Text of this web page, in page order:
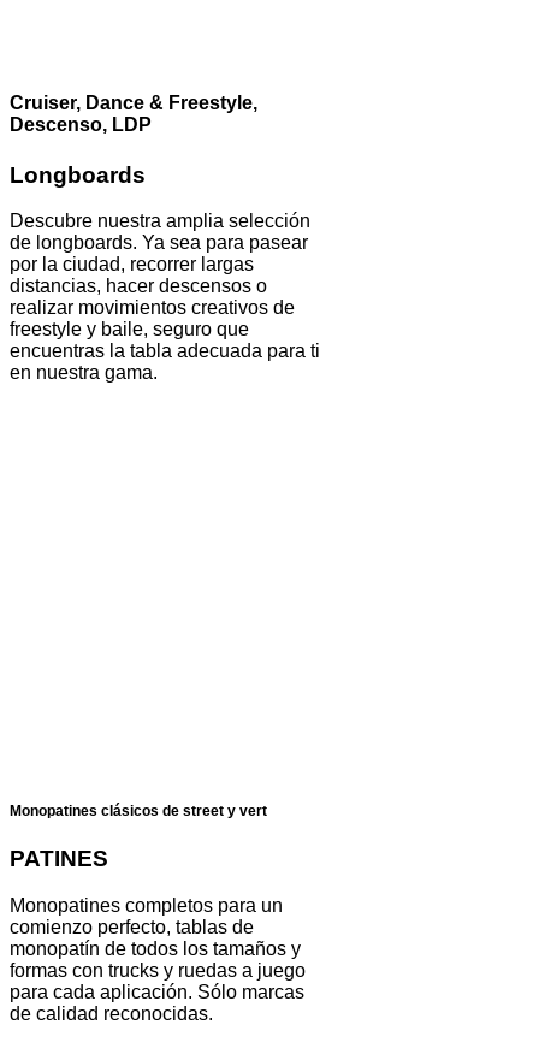
Cruiser, Dance & Freestyle,
Descenso, LDP
Longboards
Descubre nuestra amplia selección
de longboards. Ya sea para pasear
por la ciudad, recorrer largas
distancias, hacer descensos o
realizar movimientos creativos de
freestyle y baile, seguro que
encuentras la tabla adecuada para ti
en nuestra gama.
Monopatines clásicos de street y vert
PATINES
Monopatines completos para un
comienzo perfecto, tablas de
monopatín de todos los tamaños y
formas con trucks y ruedas a juego
para cada aplicación. Sólo marcas
de calidad reconocidas.